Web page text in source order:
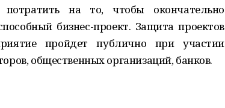
на то, чтобы окончательно
бизнес-проект. Защита проектов
пройдет публично при участии
общественных организаций, банков.